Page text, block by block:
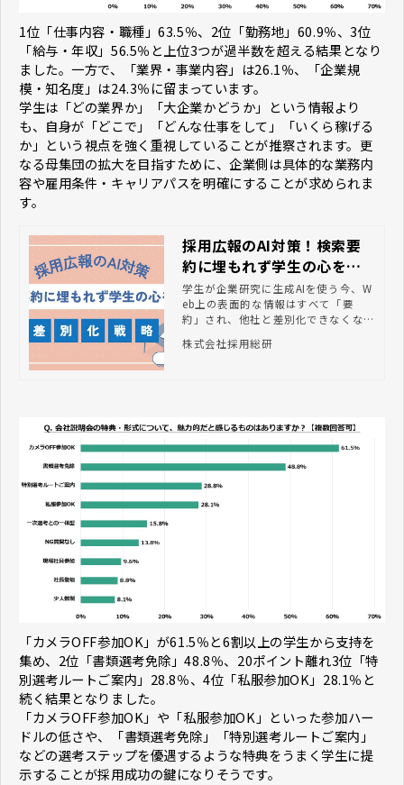
1位「仕事内容・職種」63.5％、2位「勤務地」60.9％、3位
「給与・年収」56.5％と上位3つが過半数を超える結果となり
ました。一方で、「業界・事業内容」は26.1％、「企業規
模・知名度」は24.3％に留まっています。
学生は「どの業界か」「大企業かどうか」という情報より
も、自身が「どこで」「どんな仕事をして」「いくら稼げる
か」という視点を強く重視していることが推察されます。更
なる母集団の拡大を目指すために、企業側は具体的な業務内
容や雇用条件・キャリアパスを明確にすることが求められま
す。
採用広報のAI対策！検索要
約に埋もれず学生の心を掴
む差別化戦略
学生が企業研究に生成AIを使う今、W
eb上の表面的な情報はすべて「要
約」され、他社と差別化できなくなっ
の熱量」や「空気感」を伝え、学生の
株式会社採用総研
「カメラOFF参加OK」が61.5％と6割以上の学生から支持を
集め、2位「書類選考免除」48.8％、20ポイント離れ3位「特
別選考ルートご案内」28.8％、4位「私服参加OK」28.1％と
続く結果となりました。
「カメラOFF参加OK」や「私服参加OK」といった参加ハー
ドルの低さや、「書類選考免除」「特別選考ルートご案内」
などの選考ステップを優遇するような特典をうまく学生に提
示することが採用成功の鍵になりそうです。